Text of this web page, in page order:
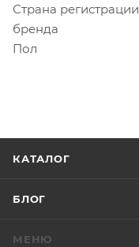
Страна регистрации
бренда
Пол
КАТАЛОГ
БЛОГ
МЕНЮ